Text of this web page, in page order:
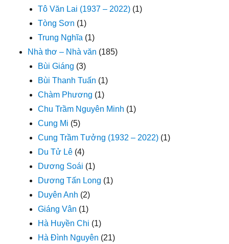
Tô Văn Lai (1937 – 2022) (1)
Tòng Sơn (1)
Trung Nghĩa (1)
Nhà thơ – Nhà văn (185)
Bùi Giáng (3)
Bùi Thanh Tuấn (1)
Chàm Phương (1)
Chu Trầm Nguyên Minh (1)
Cung Mi (5)
Cung Trầm Tưởng (1932 – 2022) (1)
Du Tử Lê (4)
Dương Soái (1)
Dương Tấn Long (1)
Duyên Anh (2)
Giáng Vân (1)
Hà Huyền Chi (1)
Hà Đình Nguyên (21)